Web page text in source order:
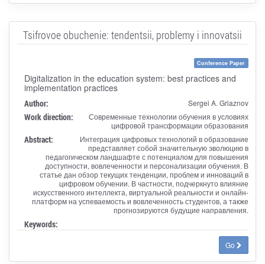
Tsifrovoe obuchenie: tendentsii, problemy i innovatsii
Conference Paper
Digitalization in the education system: best practices and
implementation practices
Author: Sergei A. Griaznov
Work direction:
Современные технологии обучения в условиях
цифровой трансформации образования
Abstract:
Интеграция цифровых технологий в образование
представляет собой значительную эволюцию в
педагогическом ландшафте с потенциалом для повышения
доступности, вовлеченности и персонализации обучения. В
статье дан обзор текущих тенденции, проблем и инноваций в
цифровом обучении. В частности, подчеркнуто влияние
искусственного интеллекта, виртуальной реальности и онлайн-
платформ на успеваемость и вовлеченность студентов, а также
прогнозируются будущие направления.
Keywords:
Go